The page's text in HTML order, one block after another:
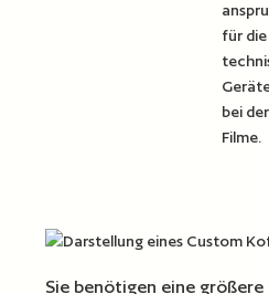
für
bei
Filme.
Sie benötigen eine